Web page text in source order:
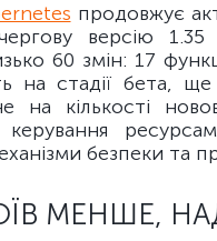
продовжує
версію
60 змін: 17
на стадії бета,
на кількості
безпеки та
МЕНШЕ,